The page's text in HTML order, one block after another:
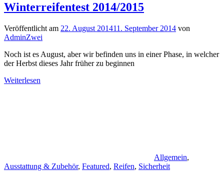
Winterreifentest 2014/2015
Veröffentlicht am 22. August 201411. September 2014 von
AdminZwei
Noch ist es August, aber wir befinden uns in einer Phase, in welcher
der Herbst dieses Jahr früher zu beginnen
Weiterlesen
Allgemein,
Ausstattung & Zubehör, Featured, Reifen, Sicherheit